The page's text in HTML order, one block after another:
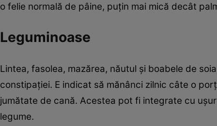
o felie normală de pâine, puțin mai mică decât
Leguminoase
Lintea, fasolea, mazărea, năutul și boabele de
constipației. E indicat să mănânci zilnic câte o
jumătate de cană. Acestea pot fi integrate cu
legume.